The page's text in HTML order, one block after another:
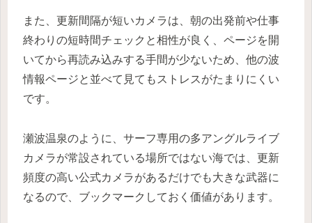
また、更新間隔が短いカメラは、朝の出発前や仕事
終わりの短時間チェックと相性が良く、ページを開
いてから再読み込みする手間が少ないため、他の波
情報ページと並べて見てもストレスがたまりにくい
です。
瀬波温泉のように、サーフ専用の多アングルライブ
カメラが常設されている場所ではない海では、更新
頻度の高い公式カメラがあるだけでも大きな武器に
なるので、ブックマークしておく価値があります。